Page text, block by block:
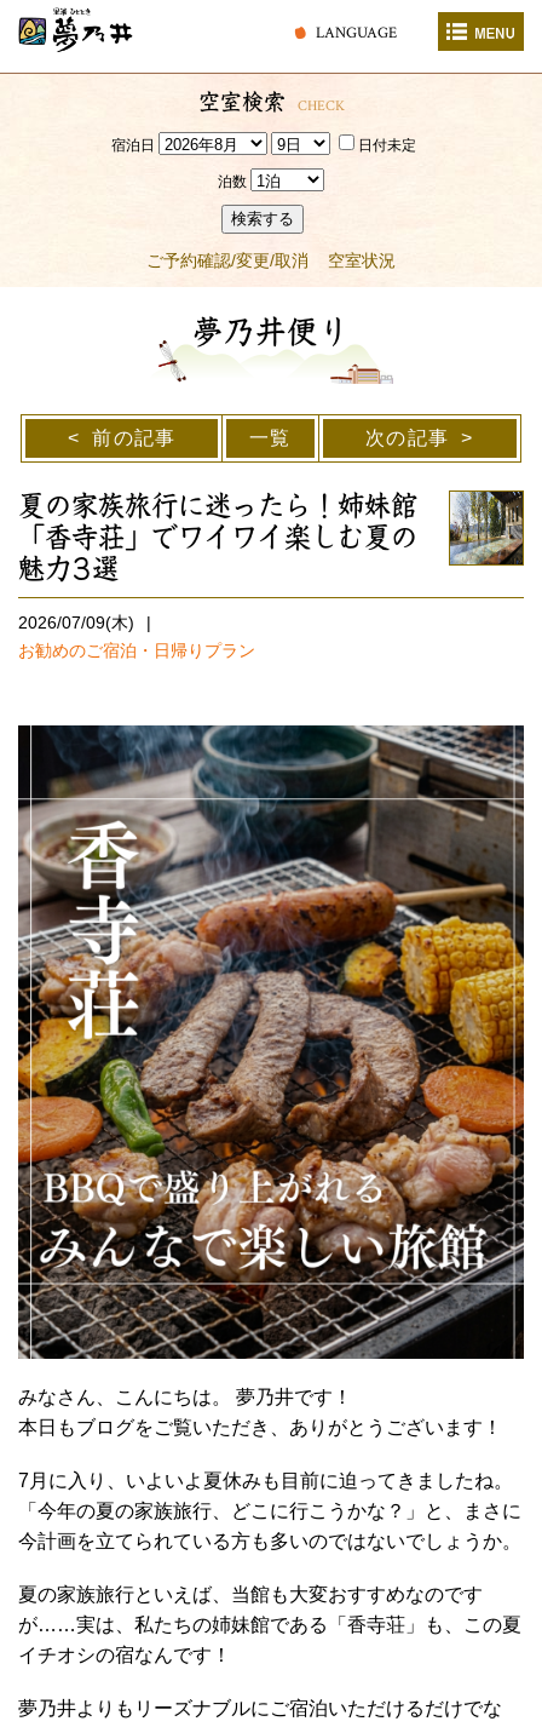
LANGUAGE
空室検索 CHECK
宿泊日 日付未定
泊数
検索する
ご予約確認/変更/取消 空室状況
夢乃井便り
前の記事 一覧 次の記事
夏の家族旅行に迷ったら！姉妹館
「香寺荘」でワイワイ楽しむ夏の
魅力3選
2026/07/09(木)
お勧めのご宿泊・日帰りプラン
みなさん、こんにちは。 夢乃井です！
本日もブログをご覧いただき、ありがとうございます！
7月に入り、いよいよ夏休みも目前に迫ってきましたね。
「今年の夏の家族旅行、どこに行こうかな？」と、まさに
今計画を立てられている方も多いのではないでしょうか。
夏の家族旅行といえば、当館も大変おすすめなのです
が……実は、私たちの姉妹館である「香寺荘」も、この夏
イチオシの宿なんです！
夢乃井よりもリーズナブルにご宿泊いただけるだけでな